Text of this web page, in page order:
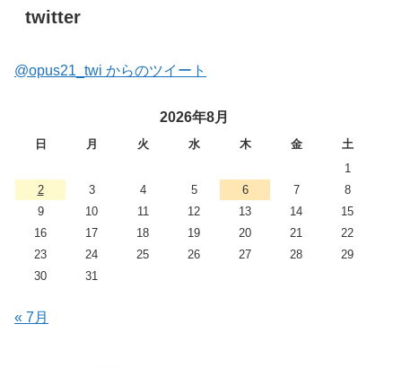
twitter
@opus21_twi からのツイート
2026年8月
日 月 火 水 木 金
土
1
2
3 4 5 6 7
8
9
10 11 12 13 14
15
16
17 18 19 20 21
22
23
24 25 26 27 28
29
30
31
« 7月